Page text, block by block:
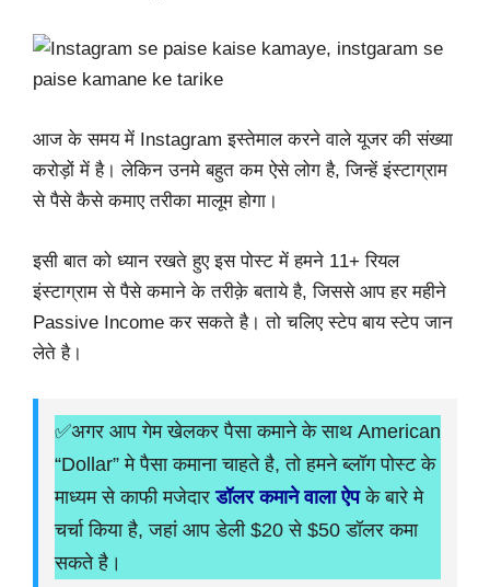
आज के समय में Instagram इस्तेमाल करने वाले यूजर की संख्या
करोड़ों में है। लेकिन उनमे बहुत कम ऐसे लोग है, जिन्हें इंस्टाग्राम
से पैसे कैसे कमाए तरीका मालूम होगा।
इसी बात को ध्यान रखते हुए इस पोस्ट में हमने 11+ रियल
इंस्टाग्राम से पैसे कमाने के तरीक़े बताये है, जिससे आप हर महीने
Passive Income कर सकते है। तो चलिए स्टेप बाय स्टेप जान
लेते है।
✅अगर आप गेम खेलकर पैसा कमाने के साथ American
“Dollar” मे पैसा कमाना चाहते है, तो हमने ब्लॉग पोस्ट के
माध्यम से काफी मजेदारडॉलर कमाने वाला ऐप के बारे मे
चर्चा किया है, जहां आप डेली $20 से $50 डॉलर कमा
सकते है।